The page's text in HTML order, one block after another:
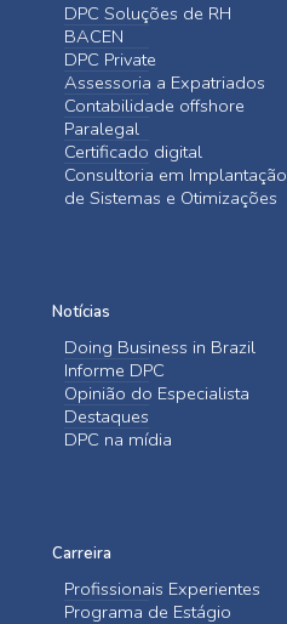
DPC Soluções de RH
BACEN
DPC Private
Assessoria a Expatriados
Contabilidade offshore
Paralegal
Certificado digital
Consultoria em Implantação
de Sistemas e Otimizações
Notícias
Doing Business in Brazil
Informe DPC
Opinião do Especialista
Destaques
DPC na mídia
Carreira
Profissionais Experientes
Programa de Estágio